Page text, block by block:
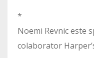
*
Noemi Revnic este
colaborator